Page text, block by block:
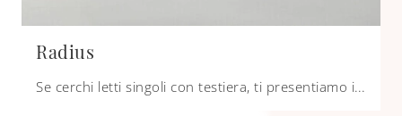
Radius
Se cerchi letti singoli con testiera, ti presentiamo il modello Radius in melaminico per valorizzare la stanza dei più piccoli.